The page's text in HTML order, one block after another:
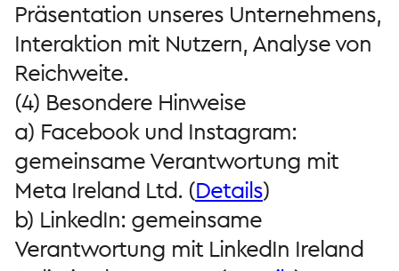
Präsentation unseres Unternehmens,
Interaktion mit Nutzern, Analyse von
Reichweite.
(4) Besondere Hinweise
a) Facebook und Instagram:
gemeinsame Verantwortung mit
Meta Ireland Ltd. (Details)
b) LinkedIn: gemeinsame
Verantwortung mit LinkedIn Ireland